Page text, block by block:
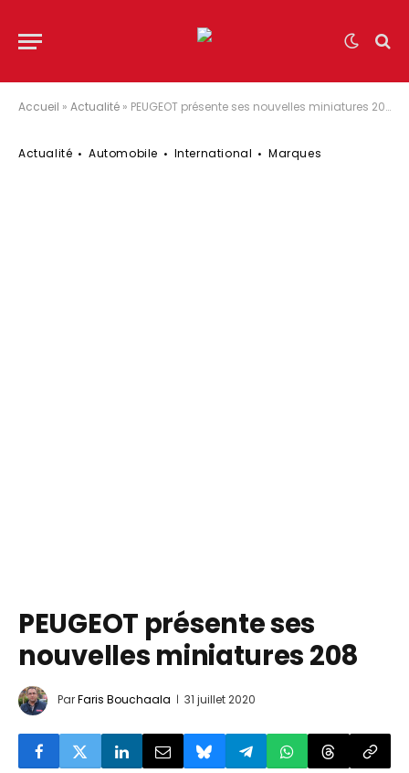
Accueil » Actualité » PEUGEOT présente ses nouvelles miniatures 208
Actualité Automobile International Marques
PEUGEOT présente ses
nouvelles miniatures 208
ParFaris Bouchaala 31 juillet 2020